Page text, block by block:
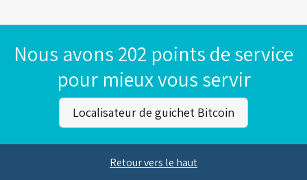
Nous avons 202 points de service
pour mieux vous servir
Localisateur de guichet Bitcoin
Retour vers le haut